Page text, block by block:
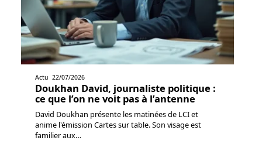
Actu 22/07/2026
Doukhan David, journaliste politique :
ce que l’on ne voit pas à l’antenne
David Doukhan présente les matinées de LCI et
anime l'émission Cartes sur table. Son visage est
familier aux…